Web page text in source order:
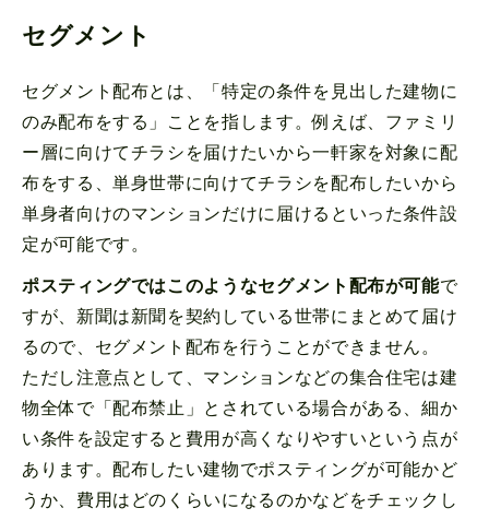
セグメント
セグメント配布とは、「特定の条件を見出した建物に
のみ配布をする」ことを指します。例えば、ファミリ
ー層に向けてチラシを届けたいから一軒家を対象に配
布をする、単身世帯に向けてチラシを配布したいから
単身者向けのマンションだけに届けるといった条件設
定が可能です。
ポスティングではこのようなセグメント配布が可能で
すが、新聞は新聞を契約している世帯にまとめて届け
るので、セグメント配布を行うことができません。
ただし注意点として、マンションなどの集合住宅は建
物全体で「配布禁止」とされている場合がある、細か
い条件を設定すると費用が高くなりやすいという点が
あります。配布したい建物でポスティングが可能かど
うか、費用はどのくらいになるのかなどをチェックし